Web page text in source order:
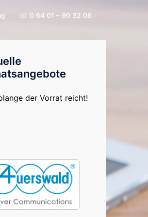
☏ 0 64 01 – 90 32 06
der Vorrat reicht!